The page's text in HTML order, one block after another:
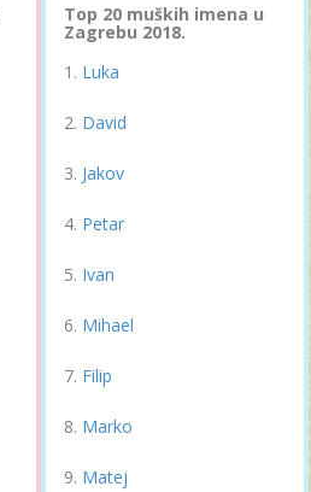
Top 20 muških imena u
Zagrebu 2018.
Luka
David
Jakov
Petar
Ivan
Mihael
Filip
Marko
Matej